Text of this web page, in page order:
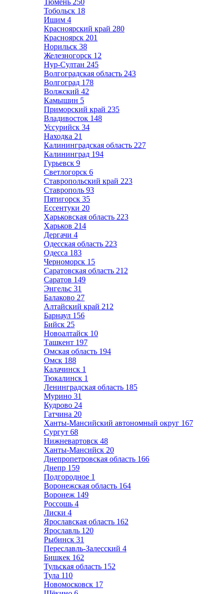
Тюмень 250
Тобольск 18
Ишим 4
Красноярский край 280
Красноярск 201
Норильск 38
Железногорск 12
Нур-Султан 245
Волгоградская область 243
Волгоград 178
Волжский 42
Камышин 5
Приморский край 235
Владивосток 148
Уссурийск 34
Находка 21
Калининградская область 227
Калининград 194
Гурьевск 9
Светлогорск 6
Ставропольский край 223
Ставрополь 93
Пятигорск 35
Ессентуки 20
Харьковская область 223
Харьков 214
Дергачи 4
Одесская область 223
Одесса 183
Черноморск 15
Саратовская область 212
Саратов 149
Энгельс 31
Балаково 27
Алтайский край 212
Барнаул 156
Бийск 25
Новоалтайск 10
Ташкент 197
Омская область 194
Омск 188
Калачинск 1
Тюкалинск 1
Ленинградская область 185
Мурино 31
Кудрово 24
Гатчина 20
Ханты-Мансийский автономный округ 167
Сургут 68
Нижневартовск 48
Ханты-Мансийск 20
Днепропетровская область 166
Днепр 159
Подгородное 1
Воронежская область 164
Воронеж 149
Россошь 4
Лиски 4
Ярославская область 162
Ярославль 120
Рыбинск 31
Переславль-Залесский 4
Бишкек 162
Тульская область 152
Тула 110
Новомосковск 17